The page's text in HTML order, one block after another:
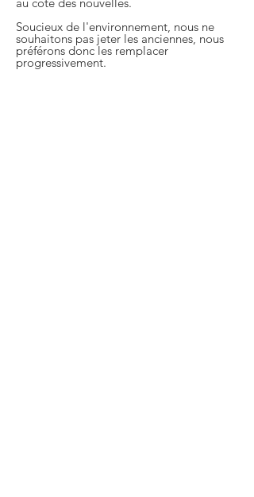
mais aussi pour des préparations
sucrée/salée. Nous la conseillons
comme sauce pour les Nems.
Soucieux de l'environnement, nous ne
souhaitons pas jeter les anciennes, nous
préférons donc les remplacer
progressivement.